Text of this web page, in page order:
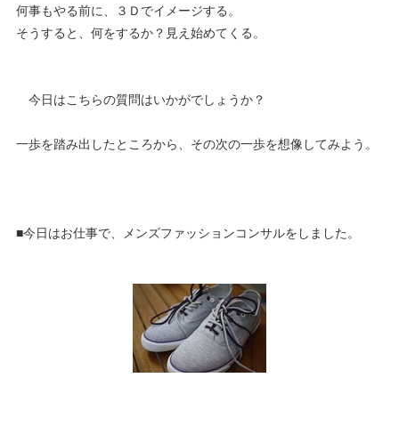
何事もやる前に、３Ｄでイメージする。
そうすると、何をするか？見え始めてくる。
今日はこちらの質問はいかがでしょうか？
一歩を踏み出したところから、その次の一歩を想像してみよう。
■今日はお仕事で、メンズファッションコンサルをしました。